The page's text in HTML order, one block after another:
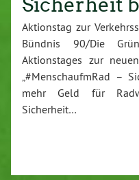
Aktionstag zur
Bündnis 90/Die
Aktionstages zur
„#MenschaufmRad –
mehr Geld für
Sicherheit…